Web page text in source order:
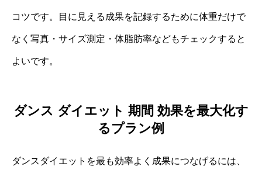
コツです。目に見える成果を記録するために体重だけで
なく写真・サイズ測定・体脂肪率などもチェックすると
よいです。
ダンス ダイエット 期間 効果を最大化す
るプラン例
ダンスダイエットを最も効率よく成果につなげるには、